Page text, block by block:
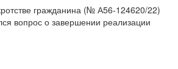
гражданина (№ А56-124620/22)
вопрос о завершении реализации